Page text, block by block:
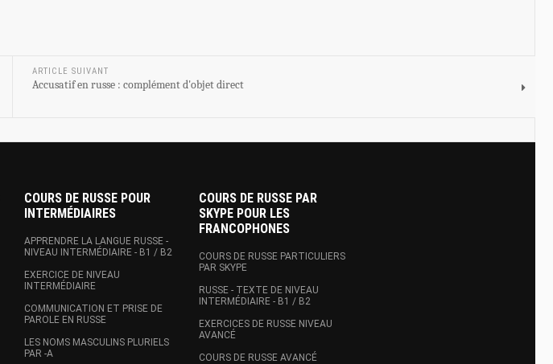
ARTICLE SUIVANT
Accusatif en russe : complément d'objet direct
COURS DE RUSSE POUR
INTERMÉDIAIRES
APPRENDRE LA LANGUE RUSSE -
NIVEAU INTERMÉDIAIRE - B1 / B2
EXERCICE DE NIVEAU
INTERMÉDIAIRE
COMMUNICATION ET PRISE DE
PAROLE EN RUSSE
LES NOMS MASCULINS PLURIELS
PAR -A
COURS DE RUSSE PAR
SKYPE POUR LES
FRANCOPHONES
COURS DE RUSSE PARTICULIERS
PAR SKYPE
RUSSE - TEXTE DE NIVEAU
INTERMÉDIAIRE - B1 / B2
EXERCICES DE RUSSE NIVEAU
AVANCÉ
COURS DE RUSSE AVANCÉ